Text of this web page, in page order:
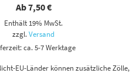
Ab7,50€
Enthält 19% MwSt.
zzgl.Versand
ca. 5-7 Werktage
EU-Länder können zusätzliche Zölle,